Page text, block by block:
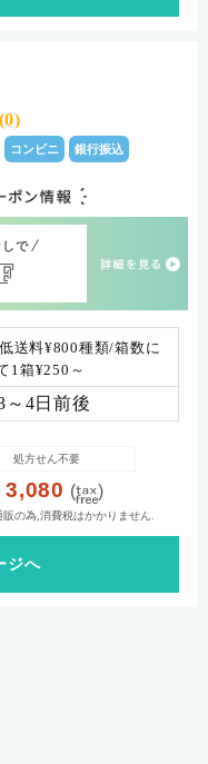
コンビニ 銀行振込
しで
送料¥800種類/箱数に
1箱¥250～
～4日前後
3,080 ( )
の為,消費税はかかりません.
処方せん不要
ジへ